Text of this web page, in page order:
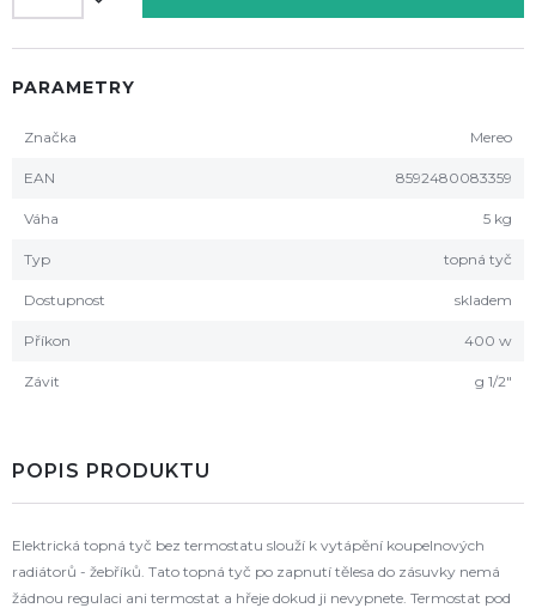
PARAMETRY
Značka Mereo
EAN 8592480083359
Váha 5 kg
Typ topná tyč
Dostupnost skladem
Příkon 400 w
Závit g 1/2"
POPIS PRODUKTU
Elektrická topná tyč bez termostatu slouží k vytápění koupelnových
radiátorů - žebříků. Tato topná tyč po zapnutí tělesa do zásuvky nemá
žádnou regulaci ani termostat a hřeje dokud ji nevypnete. Termostat pod